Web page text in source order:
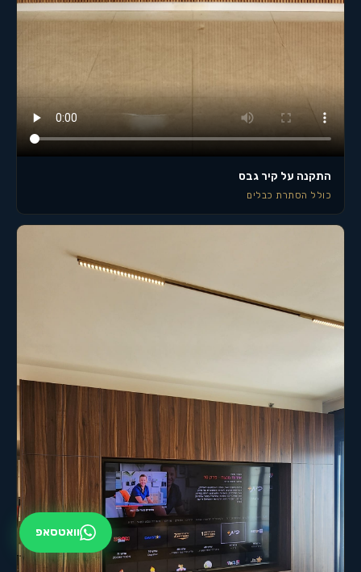
התקנה על קיר גבס
כולל הסתרת כבלים
וואטסאפ